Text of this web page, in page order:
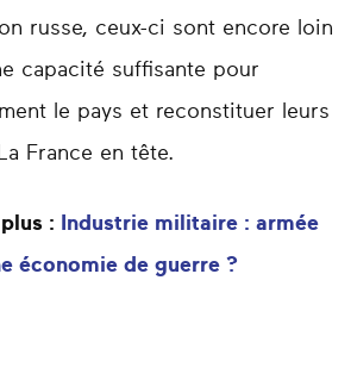
russe, ceux-ci sont encore loin
capacité suffisante pour
le pays et reconstituer leurs
France en tête.
:
Industrie militaire : armée
économie de guerre ?